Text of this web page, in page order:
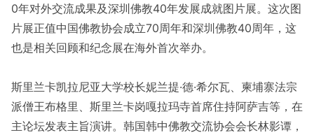
0年对外交流成果及深圳佛教40年发展成就图片展。这次图
片展正值中国佛教协会成立70周年和深圳佛教40周年，这
也是相关回顾和纪念展在海外首次举办。
斯里兰卡凯拉尼亚大学校长妮兰提·德·希尔瓦、柬埔寨法宗
派僧王布格里、斯里兰卡岗嘎拉玛寺首席住持阿萨吉等，在
主论坛发表主旨演讲。韩国韩中佛教交流协会会长林影谭，